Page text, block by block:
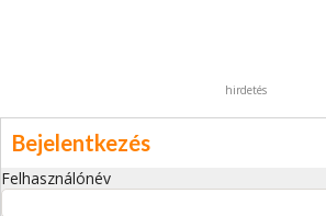
hirdetés
Bejelentkezés
Felhasználónév